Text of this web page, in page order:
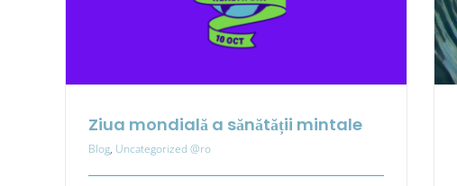
Ziua mondială a sănătății mintale
Blog, Uncategorized @ro